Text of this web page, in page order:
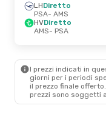
LHDiretto
PSA- AMS
HVDiretto
AMS- PSA
I prezzi indicati in
giorni per i periodi
il ​​prezzo finale
prezzi sono soggetti